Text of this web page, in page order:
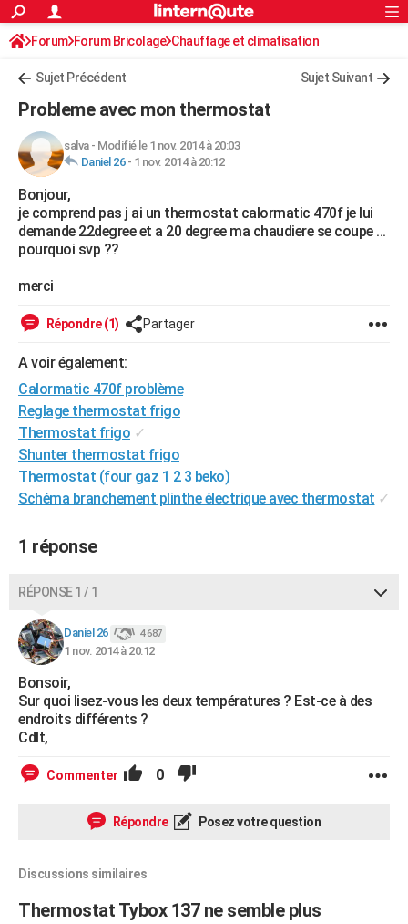
ACTUALITÉS
Politique
Société
Faits Divers
Education
Monde
Villes
+
FINANCE
Retraite
Impôts
Epargne
Immobilier
Risques naturels par ville
Banque
Assurance
Crédit
AUTO
Essais
Réserver un essai
Citadines
Berlines
SUV
Forum auto
+HIGH-TECH
Mobiles
Meilleur smartphone
Internet
Ordinateurs
Jeux vidéo
Guide high-tech
+BRICOLAGE
Forum
Aménagement intérieur
Extérieur
Salle de bains
Jardinage
Rangement
WEEK-END
Guides de France
Escapades
Patrimoine
Expositions
Musées
Week-end nature
LIFESTYLE
SANTE
Alimentation
Guide de la santé
Maladies
Médicaments
Sommeil
VOYAGE
Destinations
City break
Voyage nature
Voyage de noces
Forum
Climat
+PHOTO
GUIDES D'ACHAT
BONS PLANS
CARTE DE VOEUX
COPAINS D'AVANT
S'inscrire
Se connecter
Lycées
Collèges
Primaires
Universités
Entreprises
Service militaire
Avis de recherche
AVIS DE DÉCÈS
FORUM
Rechercher
S'inscrire
Connexion
Forum Forum Bricolage Chauffage et climatisation
Sujet Précédent Sujet Suivant
Probleme avec mon thermostat
salva- Modifié le 1 nov. 2014 à 20:03
Daniel 26- 1 nov. 2014 à 20:12
Bonjour,
je comprend pas j ai un thermostat calormatic 470f je lui
demande 22degree et a 20 degree ma chaudiere se coupe ...
pourquoi svp ??
merci
Répondre (1) Partager
A voir également:
Calormatic 470f problème
Reglage thermostat frigo
Thermostat frigo ✓
Shunter thermostat frigo
Thermostat (four gaz 1 2 3 beko)
Schéma branchement plinthe électrique avec thermostat ✓
1 réponse
RÉPONSE 1 / 1
Daniel 26 4 687
1 nov. 2014 à 20:12
Bonsoir,
Sur quoi lisez-vous les deux températures ? Est-ce à des
endroits différents ?
Cdlt,
Commenter 0
Répondre Posez votre question
Discussions similaires
Thermostat Tybox 137 ne semble plus